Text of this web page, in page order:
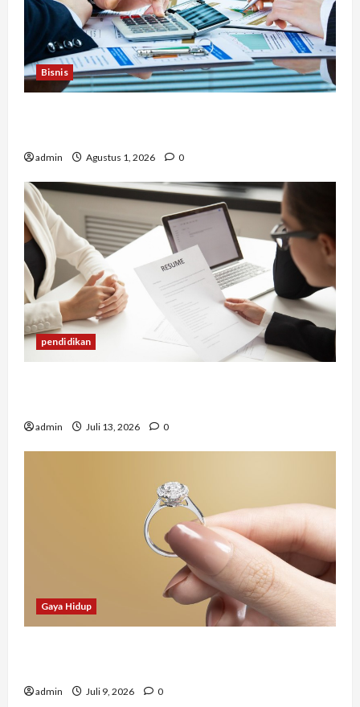
Bisnis
admin Agustus 1, 2026 0
pendidikan
admin Juli 13, 2026 0
Gaya Hidup
admin Juli 9, 2026 0